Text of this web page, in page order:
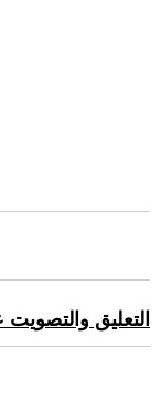
التعليق